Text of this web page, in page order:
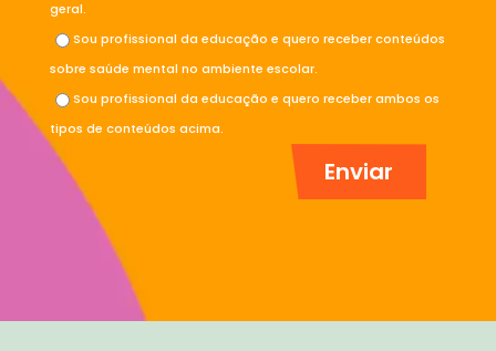
geral.
Sou profissional da educação e quero receber conteúdos
sobre saúde mental no ambiente escolar.
Sou profissional da educação e quero receber ambos os
tipos de conteúdos acima.